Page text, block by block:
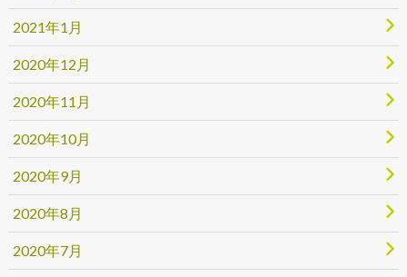
2021年1月
2020年12月
2020年11月
2020年10月
2020年9月
2020年8月
2020年7月